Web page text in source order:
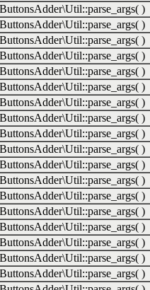
)
)
)
)
)
)
)
)
)
)
)
)
)
)
)
)
)
)